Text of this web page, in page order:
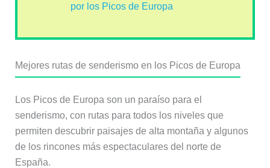
por los Picos de Europa
Mejores rutas de senderismo en los Picos de Europa
Los Picos de Europa son un paraíso para el
senderismo, con rutas para todos los niveles que
permiten descubrir paisajes de alta montaña y algunos
de los rincones más espectaculares del norte de
España.